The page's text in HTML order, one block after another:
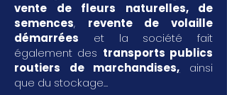
vente de fleurs naturelles, de
semences, revente de volaille
démarrées et la société fait
également des transports publics
routiers de marchandises, ainsi
que du stockage...